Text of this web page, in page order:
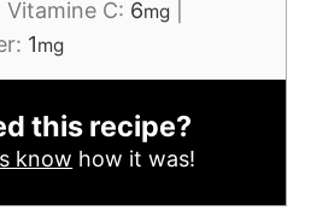
Vitamine C: 6mg
1mg
this recipe?
know how it was!